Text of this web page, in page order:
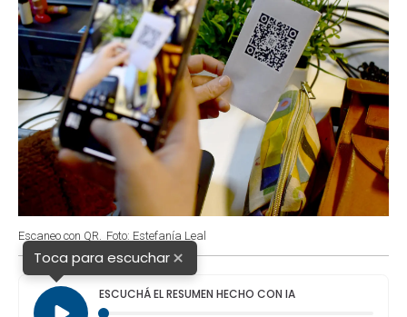
Escaneo con QR. Foto: Estefanía Leal
Toca para escuchar×
ESCUCHÁ EL RESUMEN HECHO CON IA